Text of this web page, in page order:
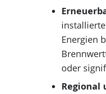
Energien
oder
Regional